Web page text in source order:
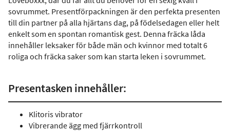
sovrummet. Presentförpackningen är den perfekta presenten
till din partner på alla hjärtans dag, på födelsedagen eller helt
enkelt som en spontan romantisk gest. Denna fräcka låda
innehåller leksaker för både män och kvinnor med totalt 6
roliga och fräcka saker som kan starta leken i sovrummet.
Presentasken innehåller:
Klitoris vibrator
Vibrerande ägg med fjärrkontroll